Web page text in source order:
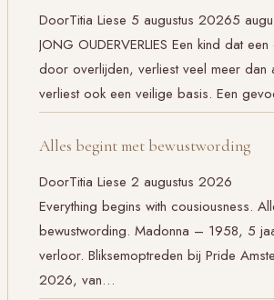
DoorTitia Liese 5 augustus 20265
JONG OUDERVERLIES Een kind dat
door overlijden, verliest veel meer dan
verliest ook een veilige basis. Een
Alles begint met bewustwording
DoorTitia Liese 2 augustus 2026
Everything begins with cousiousness.
bewustwording. Madonna – 1958, 5
verloor. Bliksemoptreden bij Pride
2026, van…